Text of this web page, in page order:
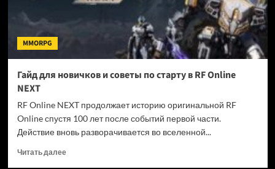
MMORPG
Гайд для новичков и советы по старту в RF Online
NEXT
RF Online NEXT продолжает историю оригинальной RF
Online спустя 100 лет после событий первой части.
Действие вновь разворачивается во вселенной...
Читать далееПрочитать